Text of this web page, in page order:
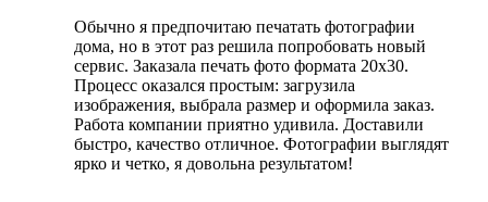
Обычно я предпочитаю печатать фотографии
дома, но в этот раз решила попробовать новый
сервис. Заказала печать фото формата 20х30.
Процесс оказался простым: загрузила
изображения, выбрала размер и оформила заказ.
Работа компании приятно удивила. Доставили
быстро, качество отличное. Фотографии выглядят
ярко и четко, я довольна результатом!